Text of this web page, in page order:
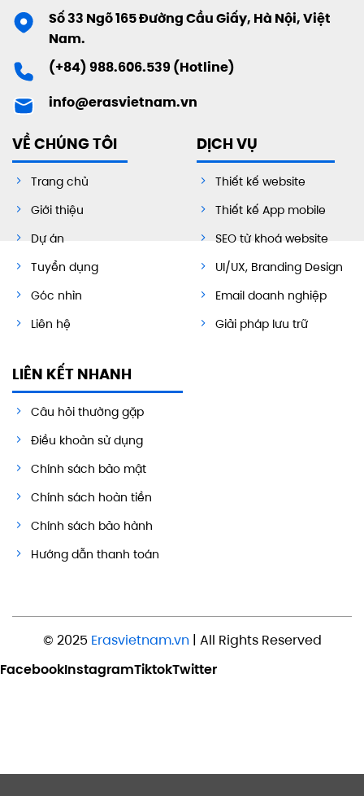
Số 33 Ngõ 165 Đường Cầu Giấy, Hà Nội, Việt
Nam.
(+84) 988.606.539 (Hotline)
info@erasvietnam.vn
VỀ CHÚNG TÔI
Trang chủ
Giới thiệu
Dự án
Tuyển dụng
Góc nhìn
Liên hệ
DỊCH VỤ
Thiết kế website
Thiết kế App mobile
SEO từ khoá website
UI/UX, Branding Design
Email doanh nghiệp
Giải pháp lưu trữ
LIÊN KẾT NHANH
Câu hỏi thường gặp
Điều khoản sử dụng
Chính sách bảo mật
Chính sách hoàn tiền
Chính sách bảo hành
Hướng dẫn thanh toán
© 2025 Erasvietnam.vn| All Rights Reserved
FacebookInstagramTiktokTwitter